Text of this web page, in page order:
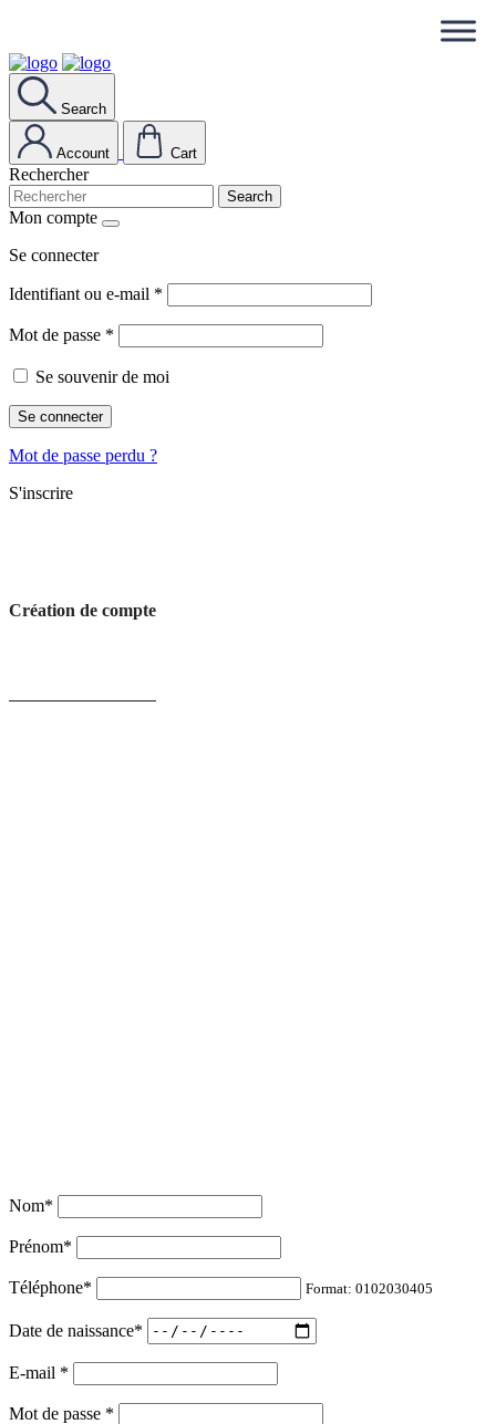
Search
Account Cart
Rechercher
Search
Mon compte
Se connecter
Identifiant ou e-mail *
Mot de passe *
Se souvenir de moi
Se connecter
Mot de passe perdu ?
S'inscrire
Création de compte
Nom*
Prénom*
Téléphone* Format: 0102030405
Date de naissance*
E-mail *
Mot de passe *